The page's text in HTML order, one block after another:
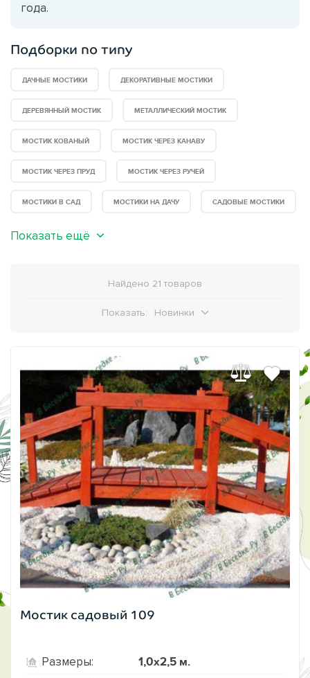
года.
Подборки по типу
ДАЧНЫЕ МОСТИКИ ДЕКОРАТИВНЫЕ МОСТИКИ
ДЕРЕВЯННЫЙ МОСТИК МЕТАЛЛИЧЕСКИЙ МОСТИК
МОСТИК КОВАНЫЙ МОСТИК ЧЕРЕЗ КАНАВУ
МОСТИК ЧЕРЕЗ ПРУД МОСТИК ЧЕРЕЗ РУЧЕЙ
МОСТИКИ В САД МОСТИКИ НА ДАЧУ САДОВЫЕ МОСТИКИ
Показать ещё
Найдено 21 товаров
Показать: Новинки
Мостик садовый 109
Размеры: 1,0х2,5 м.